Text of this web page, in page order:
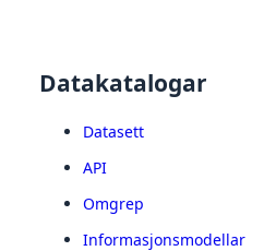
Datakatalogar
Datasett
API
Omgrep
Informasjonsmodellar